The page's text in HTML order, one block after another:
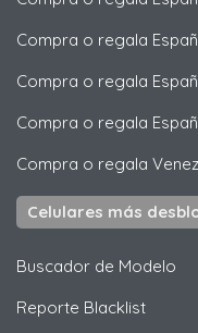
Compra o regala
Compra o regala
Compra o regala
Compra o regala
Celulares más
Buscador de Modelo
Reporte Blacklist